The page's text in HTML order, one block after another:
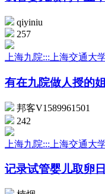
qiyiniu
257
上海九院:::上海交通大
有在九院做人授的
邦客V1589961501
242
上海九院:::上海交通大
记录试管婴儿取卵